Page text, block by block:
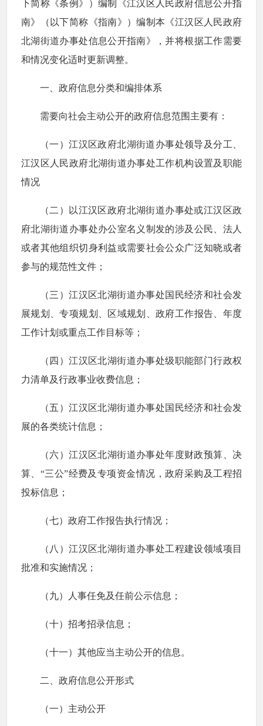
下简称《条例》）编制《江汉区人民政府信息公开指
南》（以下简称《指南》）编制本《江汉区人民政府
北湖街道办事处信息公开指南》，并将根据工作需要
和情况变化适时更新调整。
一、政府信息分类和编排体系
需要向社会主动公开的政府信息范围主要有：
（一）江汉区政府北湖街道办事处领导及分工、
江汉区人民政府北湖街道办事处工作机构设置及职能
情况
（二）以江汉区政府北湖街道办事处或江汉区政
府北湖街道办事处办公室名义制发的涉及公民、法人
或者其他组织切身利益或需要社会公众广泛知晓或者
参与的规范性文件；
（三）江汉区北湖街道办事处国民经济和社会发
展规划、专项规划、区域规划、政府工作报告、年度
工作计划或重点工作目标等；
（四）江汉区北湖街道办事处级职能部门行政权
力清单及行政事业收费信息；
（五）江汉区北湖街道办事处国民经济和社会发
展的各类统计信息；
（六）江汉区北湖街道办事处年度财政预算、决
算、“三公”经费及专项资金情况，政府采购及工程招
投标信息；
（七）政府工作报告执行情况；
（八）江汉区北湖街道办事处工程建设领域项目
批准和实施情况；
（九）人事任免及任前公示信息；
（十）招考招录信息；
（十一）其他应当主动公开的信息。
二、政府信息公开形式
（一）主动公开